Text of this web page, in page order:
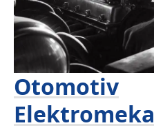
Otomotiv